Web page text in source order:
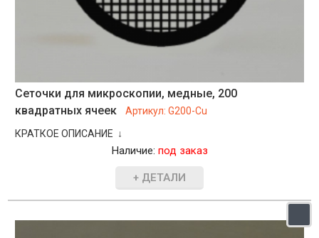
Сеточки для микроскопии, медные, 200
квадратных ячеек
Артикул:G200-Cu
КРАТКОЕ ОПИСАНИЕ ↓
Наличие: под заказ
+ ДЕТАЛИ